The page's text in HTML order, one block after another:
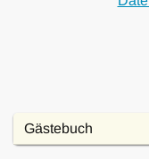
Gästebuch